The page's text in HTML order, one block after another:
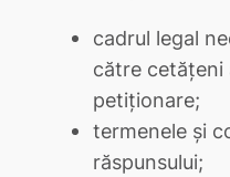
cadrul legal
către cetăţeni
petiţionare;
termenele şi
răspunsului;